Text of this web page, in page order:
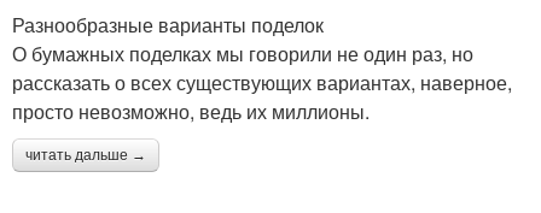
Разнообразные варианты поделок
О бумажных поделках мы говорили не один раз, но
рассказать о всех существующих вариантах, наверное,
просто невозможно, ведь их миллионы.
читать дальше →